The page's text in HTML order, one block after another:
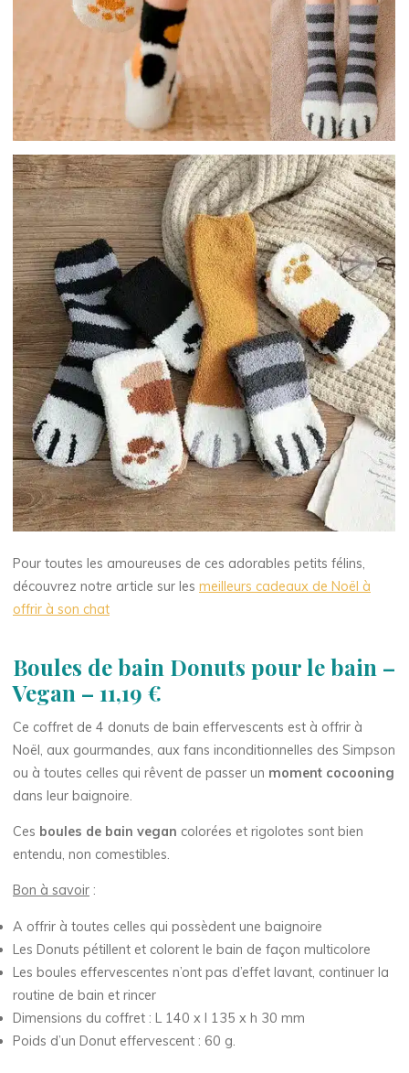
Pour toutes les amoureuses de ces adorables petits félins,
découvrez notre article sur lesmeilleurs cadeaux de Noël à
offrir à son chat
Boules de bain Donuts pour le bain –
Vegan – 11,19 €
Ce coffret de 4 donuts de bain effervescents est à offrir à
Noël, aux gourmandes, aux fans inconditionnelles des Simpson
ou à toutes celles qui rêvent de passer un moment cocooning
dans leur baignoire.
Ces boules de bain vegan colorées et rigolotes sont bien
entendu, non comestibles.
Bon à savoir :
A offrir à toutes celles qui possèdent une baignoire
Les Donuts pétillent et colorent le bain de façon multicolore
Les boules effervescentes n’ont pas d’effet lavant, continuer la
routine de bain et rincer
Dimensions du coffret : L 140 x l 135 x h 30 mm
Poids d’un Donut effervescent : 60 g.